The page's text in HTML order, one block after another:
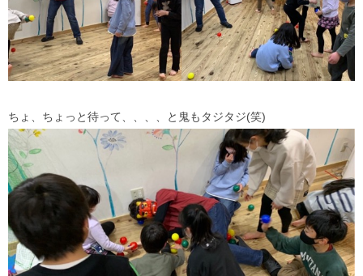
ちょ、ちょっと待って、、、、と鬼もタジタジ(笑)